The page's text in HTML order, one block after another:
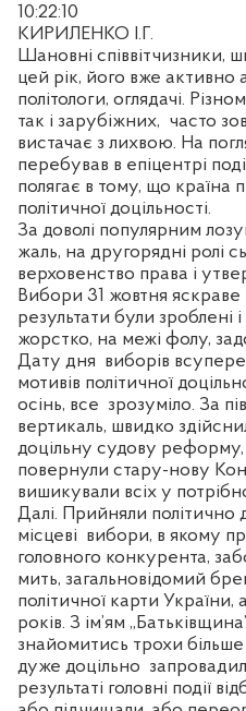
10:22:10
КИРИЛЕНКО І.Г.
Шановні співвітчизники,
цей рік, його вже активно
політологи, оглядачі.
так і зарубіжних, часто
вистачає з лихвою. На
перебував в епіцентрі
полягає в тому, що країна
політичної доцільності.
За доволі популярним
жаль, на другорядні ролі
верховенство права і
Вибори 31 жовтня яскраве
результати були зроблені
жорстко, на межі фолу,
Дату дня виборів
мотивів політичної
осінь, все зрозуміло. За
вертикаль, швидко
доцільну судову реформу,
повернули стару-нову
вишикували всіх у
Далі. Прийняли політично
місцеві вибори, в якому
головного конкурента,
мить, загальновідомий
політичної карти
років. З ім’ям
знайомитись трохи
дуже доцільно
результаті головні події